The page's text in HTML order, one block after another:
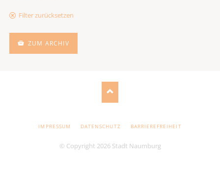
Filter zurücksetzen
ZUM ARCHIV
IMPRESSUM DATENSCHUTZ BARRIEREFREIHEIT
© Copyright 2026 Stadt Naumburg